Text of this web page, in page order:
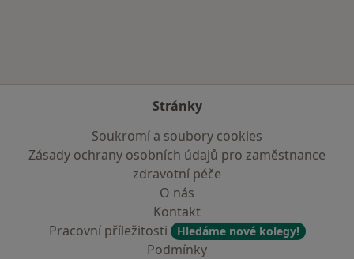
Stránky
Soukromí a soubory cookies
Zásady ochrany osobních údajů pro zaměstnance
zdravotní péče
O nás
Kontakt
Pracovní příležitosti
Hledáme nové kolegy!
Podmínky